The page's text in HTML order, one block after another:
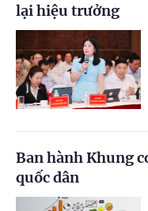
lại hiệu trưởng
Ban hành Khung
quốc dân